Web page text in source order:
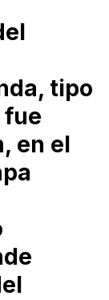
tipo
fue
en el